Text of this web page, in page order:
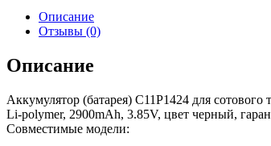
Описание
Отзывы (0)
Описание
Аккумулятор (батарея) C11P1424 для
Li-polymer, 2900mAh, 3.85V, цвет черный,
Совместимые модели: